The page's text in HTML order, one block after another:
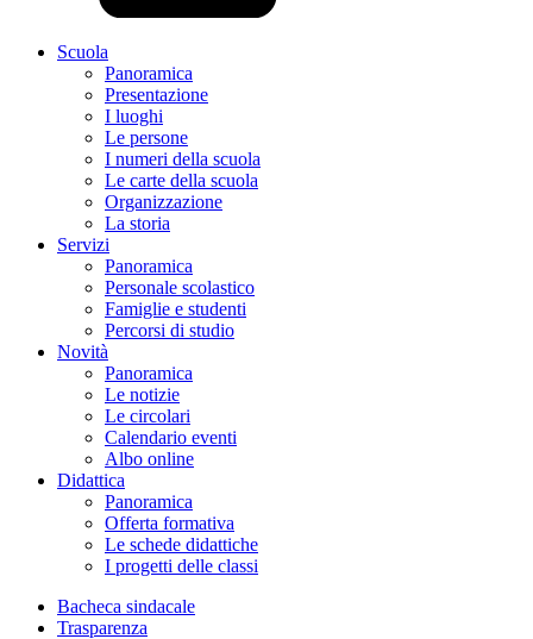
Scuola
Panoramica
Presentazione
I luoghi
Le persone
I numeri della scuola
Le carte della scuola
Organizzazione
La storia
Servizi
Panoramica
Personale scolastico
Famiglie e studenti
Percorsi di studio
Novità
Panoramica
Le notizie
Le circolari
Calendario eventi
Albo online
Didattica
Panoramica
Offerta formativa
Le schede didattiche
I progetti delle classi
Bacheca sindacale
Trasparenza